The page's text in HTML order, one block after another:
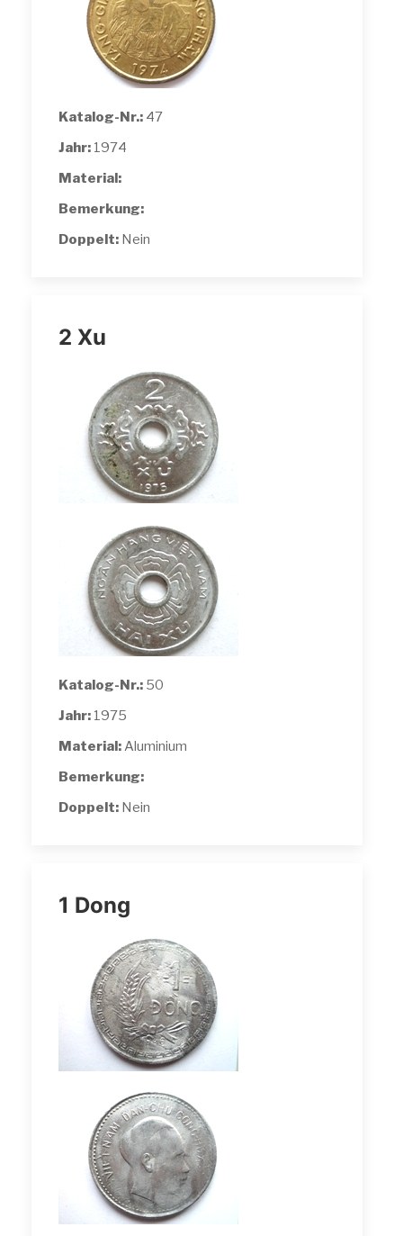
Katalog-Nr.: 47
Jahr: 1974
Material:
Bemerkung:
Doppelt: Nein
2 Xu
Katalog-Nr.: 50
Jahr: 1975
Material:Aluminium
Bemerkung:
Doppelt: Nein
1 Dong